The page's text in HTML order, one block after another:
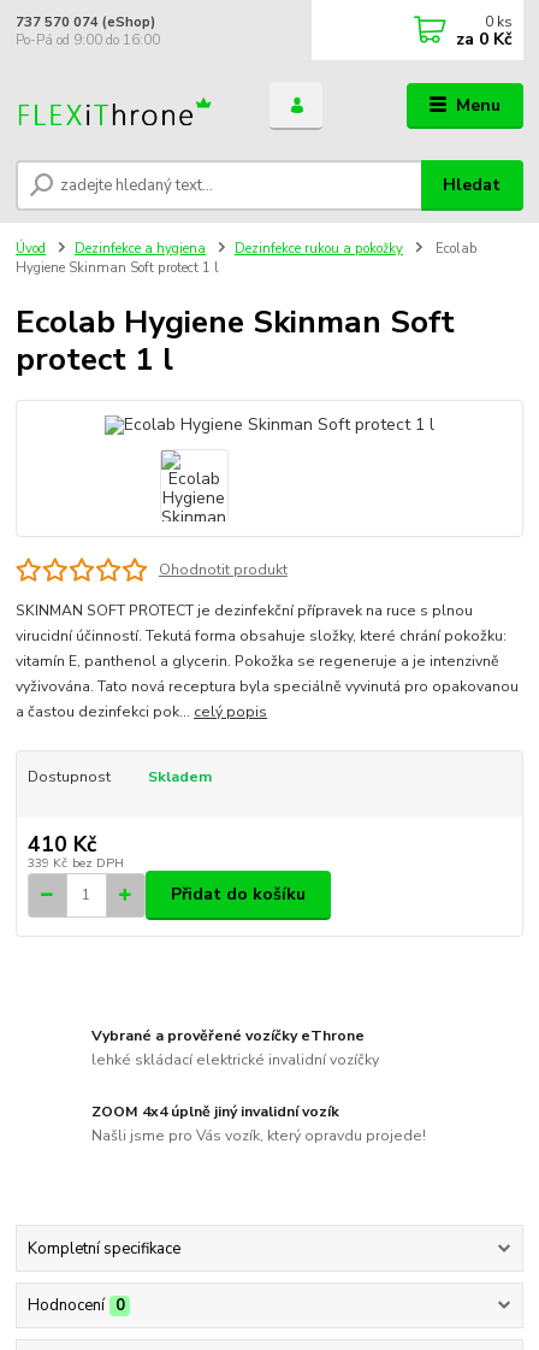
Menu
Hledat
737 570 074 (eShop)
Po-Pá od 9:00 do 16:00
0 ks
za 0 Kč
Úvod Dezinfekce a hygiena Dezinfekce rukou a pokožky
Ecolab
Hygiene Skinman Soft protect 1 l
Ecolab Hygiene Skinman Soft
protect 1 l
Ohodnotit produkt
SKINMAN SOFT PROTECT je dezinfekční přípravek na ruce s plnou
virucidní účinností. Tekutá forma obsahuje složky, které chrání pokožku:
vitamín E, panthenol a glycerin. Pokožka se regeneruje a je intenzivně
vyživována. Tato nová receptura byla speciálně vyvinutá pro opakovanou
a častou dezinfekci pok... celý popis
Dostupnost Skladem
410 Kč
339 Kč bez DPH
Přidat do košíku
Vybrané a prověřené vozíčky eThrone
lehké skládací elektrické invalidní vozíčky
ZOOM 4x4 úplně jiný invalidní vozík
Našli jsme pro Vás vozík, který opravdu projede!
Kompletní specifikace
Hodnocení 0